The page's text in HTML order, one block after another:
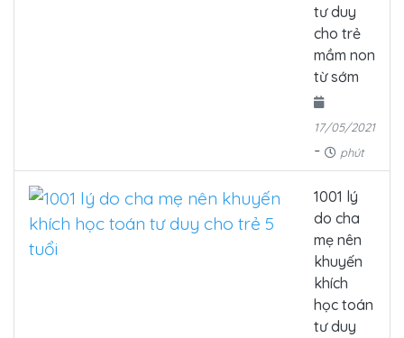
tư duy
cho trẻ
mầm non
từ sớm
17/05/2021
- phút
1001 lý
do cha
mẹ nên
khuyến
khích
học toán
tư duy